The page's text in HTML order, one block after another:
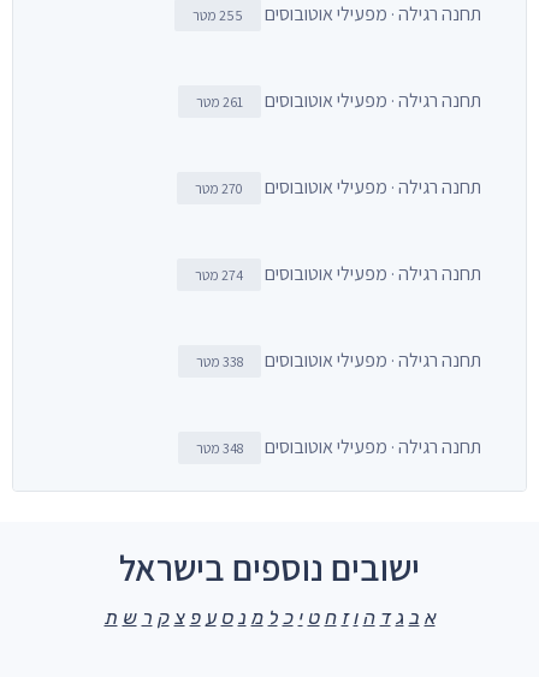
תחנה רגילה · מפעילי אוטובוסים 255 מטר
תחנה רגילה · מפעילי אוטובוסים 261 מטר
תחנה רגילה · מפעילי אוטובוסים 270 מטר
תחנה רגילה · מפעילי אוטובוסים 274 מטר
תחנה רגילה · מפעילי אוטובוסים 338 מטר
תחנה רגילה · מפעילי אוטובוסים 348 מטר
ישובים נוספים בישראל
א ב ג ד ה ו ז ח ט י כ ל מ נ ס ע פ צ ק ר ש ת